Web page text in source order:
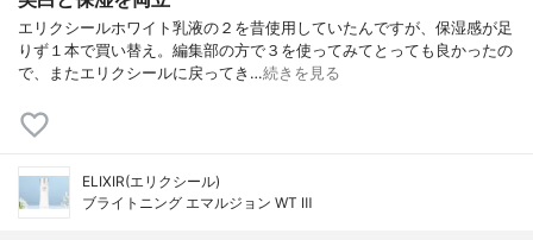
エリクシールホワイト乳液の２を昔使用していたんですが、保湿感が足
りず１本で買い替え。編集部の方で３を使ってみてとっても良かったの
で、またエリクシールに戻ってき…続きを見る
ELIXIR(エリクシール)
ブライトニング エマルジョン WT Ⅲ